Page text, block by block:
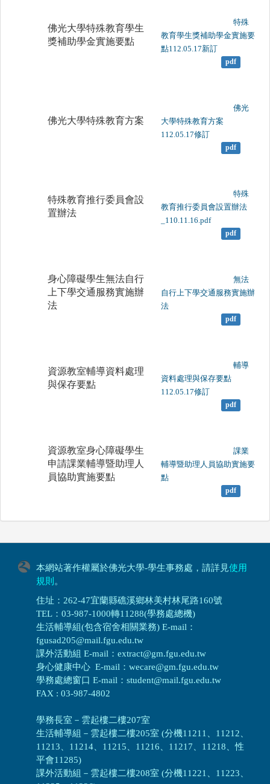
佛光大學特殊教育學生
獎補助學金實施要點
教育學生獎補助學金實施要
點112.05.17新訂
pdf
佛光大學特殊教育方案
大學特殊教育方案
112.05.17修訂
pdf
特殊教育推行委員會設
置辦法
教育推行委員會設置辦法
_110.11.16.pdf
pdf
身心障礙學生無法自行
上下學交通服務實施辦
法
自行上下學交通服務實施辦
法
pdf
資源教室輔導資料處理
與保存要點
資料處理與保存要點
112.05.17修訂
pdf
資源教室身心障礙學生
申請課業輔導暨助理人
員協助實施要點
輔導暨助理人員協助實施要
點
pdf
本網站著作權屬於佛光大學-學生事務處，請詳見使用
規則 。
住址：262-47宜蘭縣礁溪鄉林美村林尾路160號
TEL：03-987-1000轉11288(學務處總機)
生活輔導組(包含宿舍相關業務) E-mail：
fgusad205@mail.fgu.edu.tw
課外活動組 E-mail：extract@gm.fgu.edu.tw
身心健康中心 E-mail：wecare@gm.fgu.edu.tw
學務處總窗口 E-mail：student@mail.fgu.edu.tw
FAX : 03-987-4802
學務長室－雲起樓二樓207室
生活輔導組 － 雲起樓二樓205室 (分機11211、11212、
11213、11214、11215、11216、11217、11218、性
平會11285)
課外活動組 － 雲起樓二樓208室 (分機11221、11223、